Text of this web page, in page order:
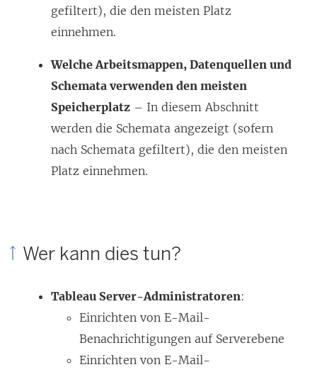
gefiltert), die den meisten Platz
einnehmen.
Welche Arbeitsmappen, Datenquellen und
Schemata verwenden den meisten
Speicherplatz – In diesem Abschnitt
werden die Schemata angezeigt (sofern
nach Schemata gefiltert), die den meisten
Platz einnehmen.
Wer kann dies tun?
Tableau Server-Administratoren:
Einrichten von E-Mail-
Benachrichtigungen auf Serverebene
Einrichten von E-Mail-